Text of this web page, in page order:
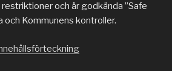
och är godkända ”Safe
och Kommunens kontroller.